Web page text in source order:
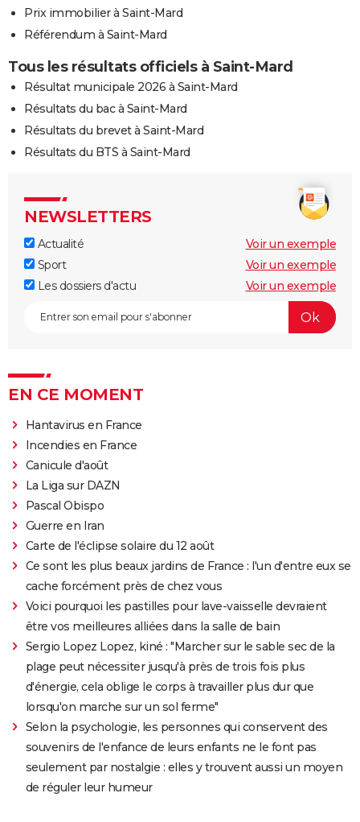
Prix immobilier à Saint-Mard
Référendum à Saint-Mard
Tous les résultats officiels à Saint-Mard
Résultat municipale 2026 à Saint-Mard
Résultats du bac à Saint-Mard
Résultats du brevet à Saint-Mard
Résultats du BTS à Saint-Mard
NEWSLETTERS
Actualité
Voir un exemple
Sport
Voir un exemple
Les dossiers d'actu
Voir un exemple
EN CE MOMENT
Hantavirus en France
Incendies en France
Canicule d'août
La Liga sur DAZN
Pascal Obispo
Guerre en Iran
Carte de l'éclipse solaire du 12 août
Ce sont les plus beaux jardins de France : l'un d'entre eux se
cache forcément près de chez vous
Voici pourquoi les pastilles pour lave-vaisselle devraient
être vos meilleures alliées dans la salle de bain
Sergio Lopez Lopez, kiné : "Marcher sur le sable sec de la
plage peut nécessiter jusqu'à près de trois fois plus
d'énergie, cela oblige le corps à travailler plus dur que
lorsqu'on marche sur un sol ferme"
Selon la psychologie, les personnes qui conservent des
souvenirs de l'enfance de leurs enfants ne le font pas
seulement par nostalgie : elles y trouvent aussi un moyen
de réguler leur humeur